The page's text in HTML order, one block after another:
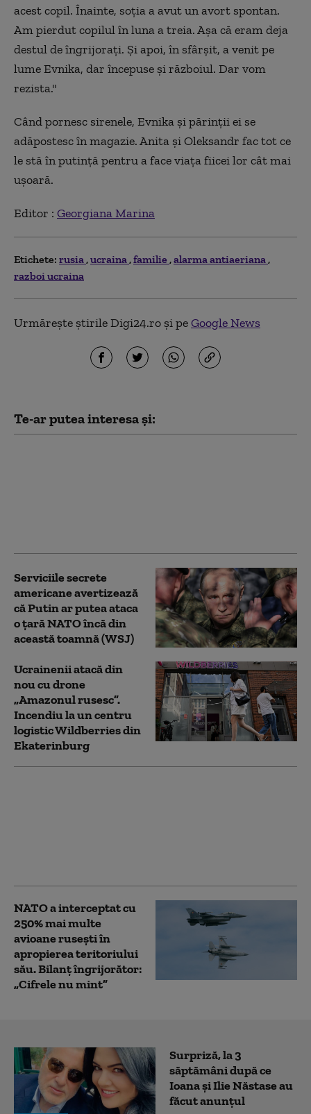
acest copil. Înainte, soția a avut un avort spontan.
Am pierdut copilul în luna a treia. Așa că eram deja
destul de îngrijorați. Și apoi, în sfârșit, a venit pe
lume Evnika, dar începuse și războiul. Dar vom
rezista."
Când pornesc sirenele, Evnika și părinții ei se
adăpostesc în magazie. Anita și Oleksandr fac tot ce
le stă în putință pentru a face viața fiicei lor cât mai
ușoară.
Editor : Georgiana Marina
Etichete: rusia ucraina familie alarma antiaeriana
razboi ucraina
Urmărește știrile Digi24.ro și peGoogle News
Te-ar putea interesa și:
Serviciile secrete
americane avertizează
că Putin ar putea ataca
o țară NATO încă din
această toamnă (WSJ)
Ucrainenii atacă din
nou cu drone
„Amazonul rusesc”.
Incendiu la un centru
logistic Wildberries din
Ekaterinburg
NATO a interceptat cu
250% mai multe
avioane rusești în
apropierea teritoriului
său. Bilanț îngrijorător:
„Cifrele nu mint”
Surpriză, la 3
săptămâni după ce
Ioana și Ilie Năstase au
făcut anunțul